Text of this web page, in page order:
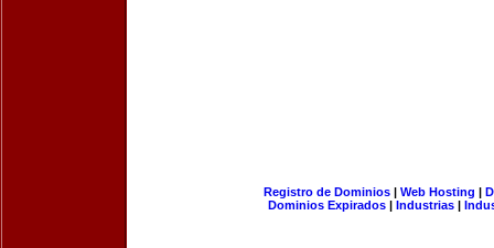
Registro de Dominios| Web Hosting |
Dominios Expirados | Industrias |